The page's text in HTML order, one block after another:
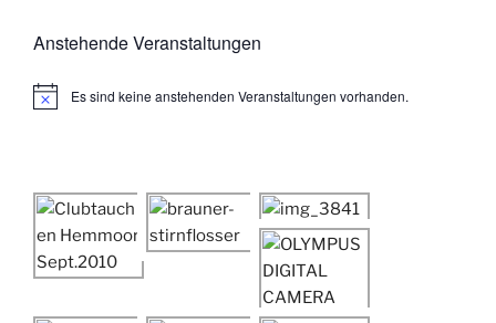
Anstehende Veranstaltungen
H
i
s
Es sind keine anstehenden Veranstaltungen vorhanden.